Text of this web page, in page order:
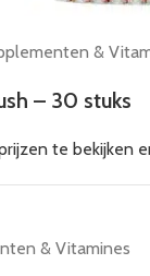
&
– 30 stuks
te bekijken
& Vitamines